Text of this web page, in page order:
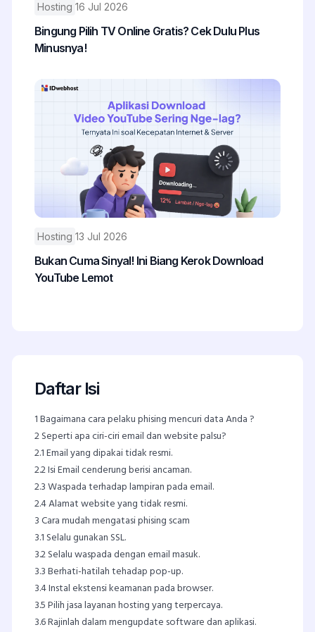
Hosting 16 Jul 2026
Bingung Pilih TV Online Gratis? Cek Dulu Plus
Minusnya!
Hosting 13 Jul 2026
Bukan Cuma Sinyal! Ini Biang Kerok Download
YouTube Lemot
Daftar Isi
1Bagaimana cara pelaku phising mencuri data Anda ?
2Seperti apa ciri-ciri email dan website palsu?
2.1Email yang dipakai tidak resmi.
2.2Isi Email cenderung berisi ancaman.
2.3Waspada terhadap lampiran pada email.
2.4Alamat website yang tidak resmi.
3Cara mudah mengatasi phising scam
3.1 Selalu gunakan SSL.
3.2Selalu waspada dengan email masuk.
3.3Berhati-hatilah tehadap pop-up.
3.4Instal ekstensi keamanan pada browser.
3.5Pilih jasa layanan hosting yang terpercaya.
3.6Rajinlah dalam mengupdate software dan aplikasi.